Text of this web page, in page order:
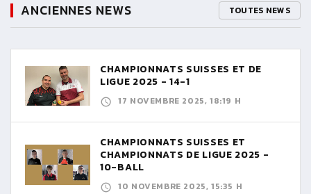
ANCIENNES NEWS TOUTES NEWS
CHAMPIONNATS SUISSES ET DE
LIGUE 2025 - 14-1
17 NOVEMBRE 2025, 18:19 H
CHAMPIONNATS SUISSES ET
CHAMPIONNATS DE LIGUE 2025 -
10-BALL
10 NOVEMBRE 2025, 15:35 H